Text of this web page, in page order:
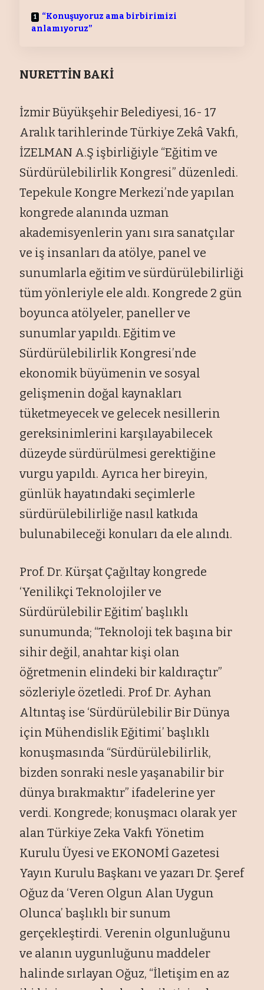
“Konuşuyoruz ama birbirimizi
anlamıyoruz”
NURETTİN BAKİ
İzmir Büyükşehir Belediyesi, 16- 17
Aralık tarihlerinde Türkiye Zekâ Vakfı,
İZELMAN A.Ş işbirliğiyle “Eğitim ve
Sürdürülebilirlik Kongresi” düzenledi.
Tepekule Kongre Merkezi’nde yapılan
kongrede alanında uzman
akademisyenlerin yanı sıra sanatçılar
ve iş insanları da atölye, panel ve
sunumlarla eğitim ve sürdürülebilirliği
tüm yönleriyle ele aldı. Kongrede 2 gün
boyunca atölyeler, paneller ve
sunumlar yapıldı. Eğitim ve
Sürdürülebilirlik Kongresi’nde
ekonomik büyümenin ve sosyal
gelişmenin doğal kaynakları
tüketmeyecek ve gelecek nesillerin
gereksinimlerini karşılayabilecek
düzeyde sürdürülmesi gerektiğine
vurgu yapıldı. Ayrıca her bireyin,
günlük hayatındaki seçimlerle
sürdürülebilirliğe nasıl katkıda
bulunabileceği konuları da ele alındı.
Prof. Dr. Kürşat Çağıltay kongrede
‘Yenilikçi Teknolojiler ve
Sürdürülebilir Eğitim’ başlıklı
sunumunda; “Teknoloji tek başına bir
sihir değil, anahtar kişi olan
öğretmenin elindeki bir kaldıraçtır”
sözleriyle özetledi. Prof. Dr. Ayhan
Altıntaş ise ‘Sürdürülebilir Bir Dünya
için Mühendislik Eğitimi’ başlıklı
konuşmasında “Sürdürülebilirlik,
bizden sonraki nesle yaşanabilir bir
dünya bırakmaktır” ifadelerine yer
verdi. Kongrede; konuşmacı olarak yer
alan Türkiye Zeka Vakfı Yönetim
Kurulu Üyesi ve EKONOMİ Gazetesi
Yayın Kurulu Başkanı ve yazarı Dr. Şeref
Oğuz da ‘Veren Olgun Alan Uygun
Olunca’ başlıklı bir sunum
gerçekleştirdi. Verenin olgunluğunu
ve alanın uygunluğunu maddeler
halinde sırlayan Oğuz, “İletişim en az